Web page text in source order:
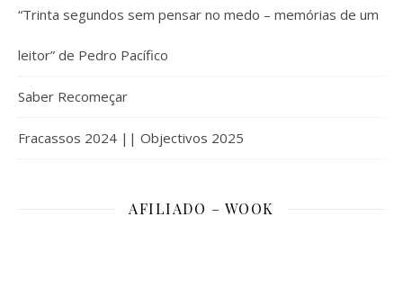
“Trinta segundos sem pensar no medo – memórias de um
leitor” de Pedro Pacífico
Saber Recomeçar
Fracassos 2024 || Objectivos 2025
AFILIADO – WOOK